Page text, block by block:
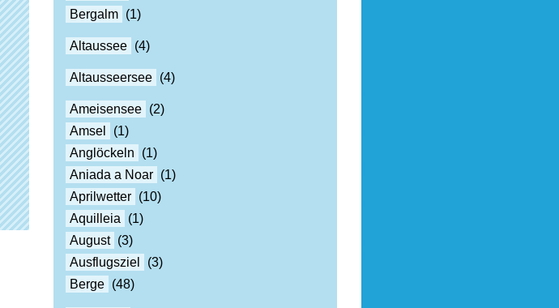
Bergalm (1)
Altaussee (4)
Altausseersee (4)
Ameisensee (2)
Amsel
(1)
Anglöckeln
(1)
Aniada a Noar (1)
Aprilwetter (10)
Aquilleia
(1)
August (3)
Ausflugsziel
(3)
Berge (48)